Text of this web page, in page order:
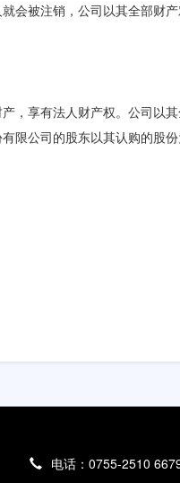
会被注销，公司以其全部财
，享有法人财产权。公司以
限公司的股东以其认购的股份
电话：0755-2510